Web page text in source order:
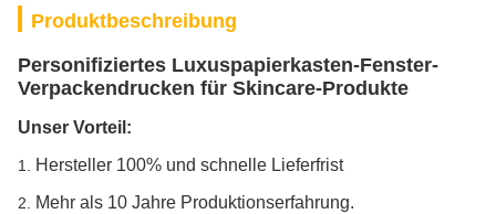
Produktbeschreibung
Personifiziertes Luxuspapierkasten-Fenster-
Verpackendrucken für Skincare-Produkte
Unser Vorteil:
1. Hersteller 100% und schnelle Lieferfrist
2. Mehr als 10 Jahre Produktionserfahrung.